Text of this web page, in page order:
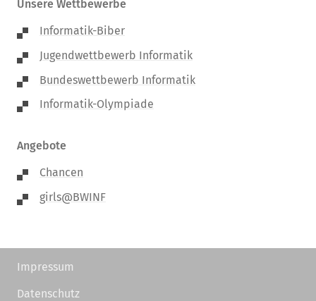
Unsere Wettbewerbe
Informatik-Biber
Jugendwettbewerb Informatik
Bundeswettbewerb Informatik
Informatik-Olympiade
Angebote
Chancen
girls@BWINF
Impressum
Datenschutz